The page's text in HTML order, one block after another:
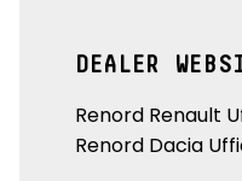
DEALER
Renord Renault
Renord Dacia